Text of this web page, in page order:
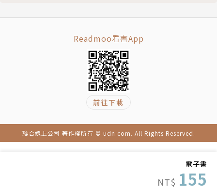
電子書
NT$ 155
Readmoo看書App
前往下載
聯合線上公司 著作權所有 © udn.com. All Rights Reserved.